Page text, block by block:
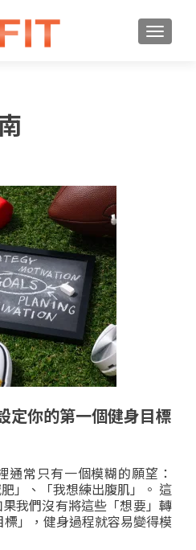
定你的第一個健身目標
常只有一個模糊的願望：
」、「我想練出腹肌」。 這
我們沒有將這些「想要」轉
」，健身過程就容易變得模